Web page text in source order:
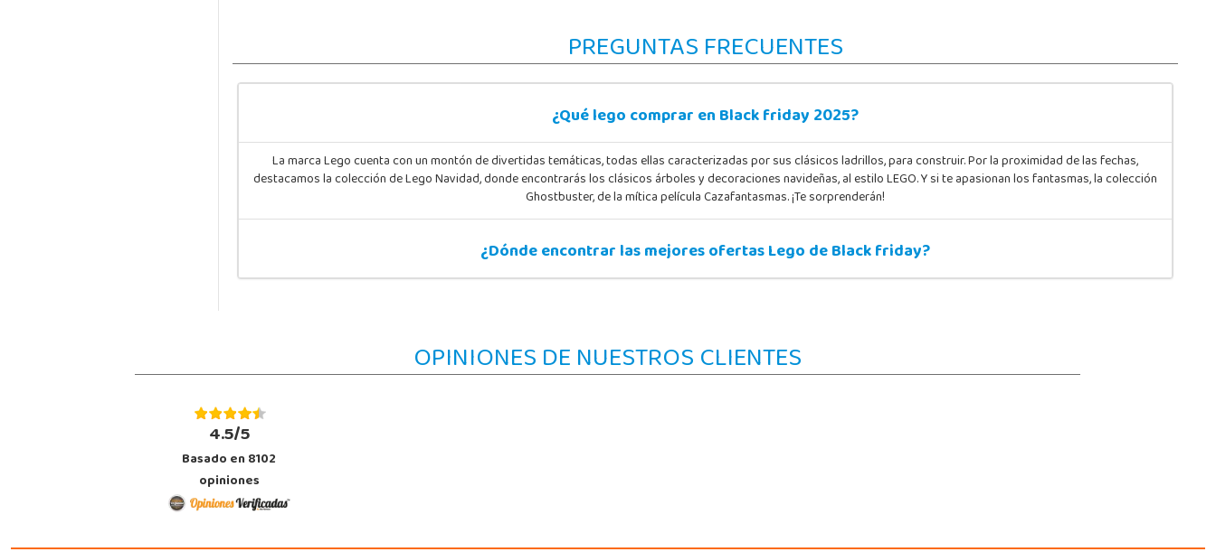
PREGUNTAS FRECUENTES
¿Qué lego comprar en Black friday 2025?
La marca Lego cuenta con un montón de divertidas temáticas, todas ellas caracterizadas por sus clásicos ladrillos, para construir. Por la proximidad de las fechas,
destacamos la colección de Lego Navidad, donde encontrarás los clásicos árboles y decoraciones navideñas, al estilo LEGO. Y si te apasionan los fantasmas, la colección
Ghostbuster, de la mítica película Cazafantasmas. ¡Te sorprenderán!
¿Dónde encontrar las mejores ofertas Lego de Black friday?
OPINIONES DE NUESTROS CLIENTES
4.5/5
Basado en 8102
opiniones